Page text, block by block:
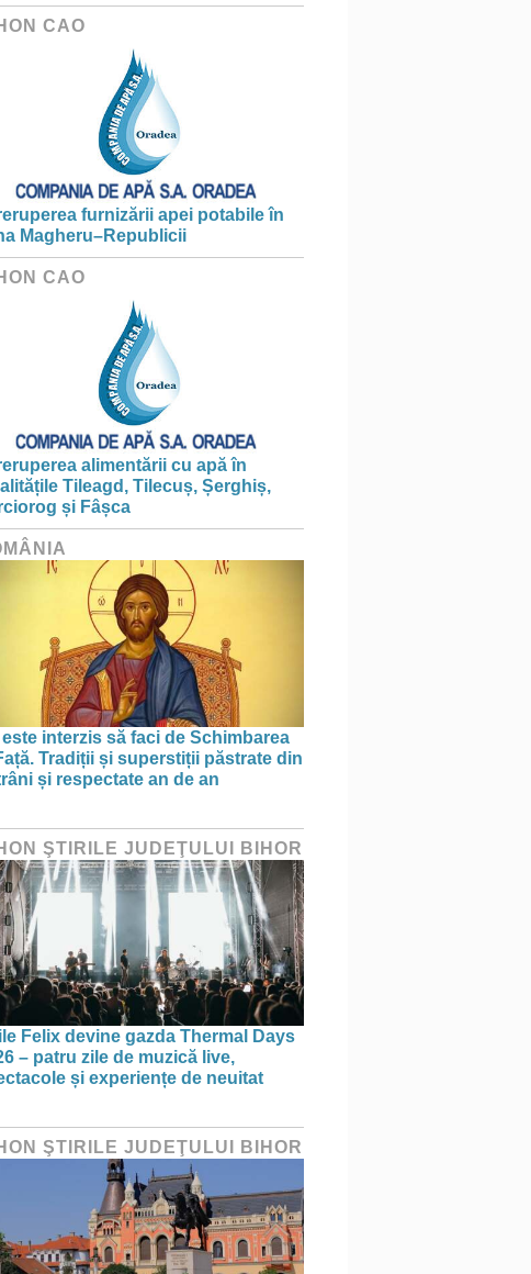
CAO
furnizării apei potabile în
Magheru–Republicii
CAO
alimentării cu apă în
Tileagd, Tilecuș, Șerghiș,
și Fâșca
este interzis să faci de Schimbarea
Tradiții și superstiții păstrate din
și respectate an de an
ŞTIRILE JUDEŢULUI BIHOR
Felix devine gazda Thermal Days
– patru zile de muzică live,
și experiențe de neuitat
ŞTIRILE JUDEŢULUI BIHOR